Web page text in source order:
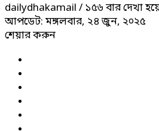
dailydhakamail / ১৫৬ বার দেখা
আপডেট: মঙ্গলবার, ২৪ জুন, ২০২৫
শেয়ার করুন